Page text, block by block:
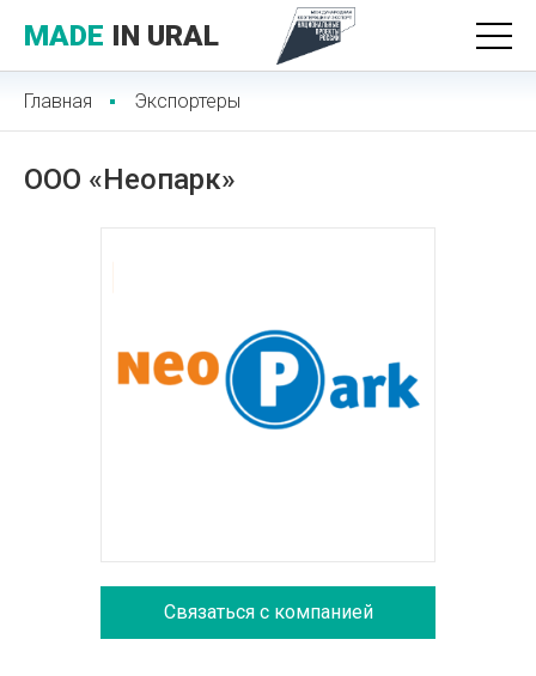
MADE IN URAL
Главная Экспортеры
ООО «Неопарк»
Связаться с компанией